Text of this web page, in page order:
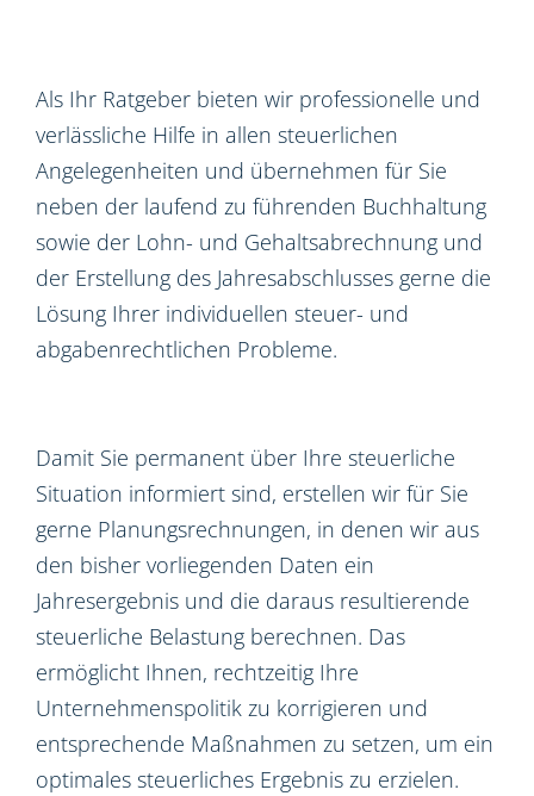
Als Ihr Ratgeber bieten wir professionelle und
verlässliche Hilfe in allen steuerlichen
Angelegenheiten und übernehmen für Sie
neben der laufend zu führenden Buchhaltung
sowie der Lohn- und Gehaltsabrechnung und
der Erstellung des Jahresabschlusses gerne die
Lösung Ihrer individuellen steuer- und
abgabenrechtlichen Probleme.
Damit Sie permanent über Ihre steuerliche
Situation informiert sind, erstellen wir für Sie
gerne Planungsrechnungen, in denen wir aus
den bisher vorliegenden Daten ein
Jahresergebnis und die daraus resultierende
steuerliche Belastung berechnen. Das
ermöglicht Ihnen, rechtzeitig Ihre
Unternehmenspolitik zu korrigieren und
entsprechende Maßnahmen zu setzen, um ein
optimales steuerliches Ergebnis zu erzielen.